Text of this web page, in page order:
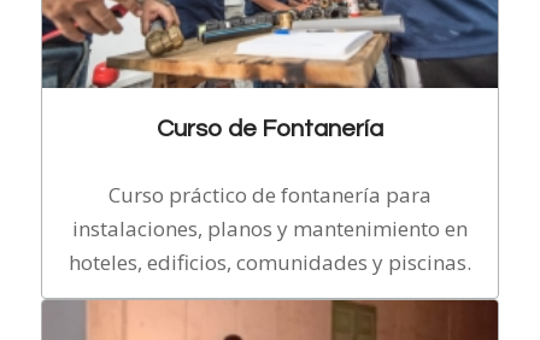
Curso de Fontanería
Curso práctico de fontanería para
instalaciones, planos y mantenimiento en
hoteles, edificios, comunidades y piscinas.